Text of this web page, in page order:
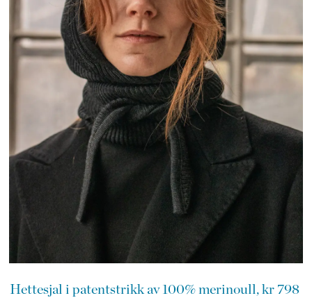
Hettesjal i patentstrikk av 100% merinoull, kr 798